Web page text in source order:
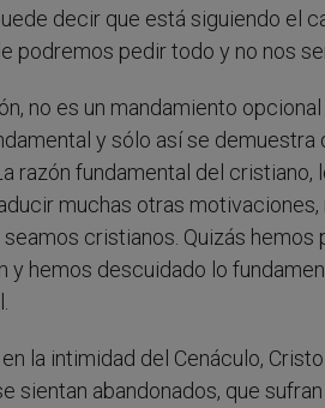
decir que está siguiendo el
podremos pedir todo y no nos
no es un mandamiento
y sólo así se
razón fundamental del
muchas otras
cristianos. Quizás
y hemos descuidado lo
en la intimidad del Cenáculo,
sientan abandonados, que